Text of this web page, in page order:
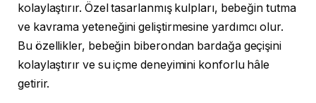
kolaylaştırır. Özel tasarlanmış kulpları, bebeğin tutma
ve kavrama yeteneğini geliştirmesine yardımcı olur.
Bu özellikler, bebeğin biberondan bardağa geçişini
kolaylaştırır ve su içme deneyimini konforlu hâle
getirir.